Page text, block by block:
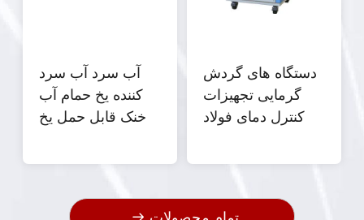
دستگاه های گردش
گرمایی تجهیزات
کنترل دمای فولاد
آب سرد آب سرد
کننده یخ حمام آب
خنک قابل حمل یخ